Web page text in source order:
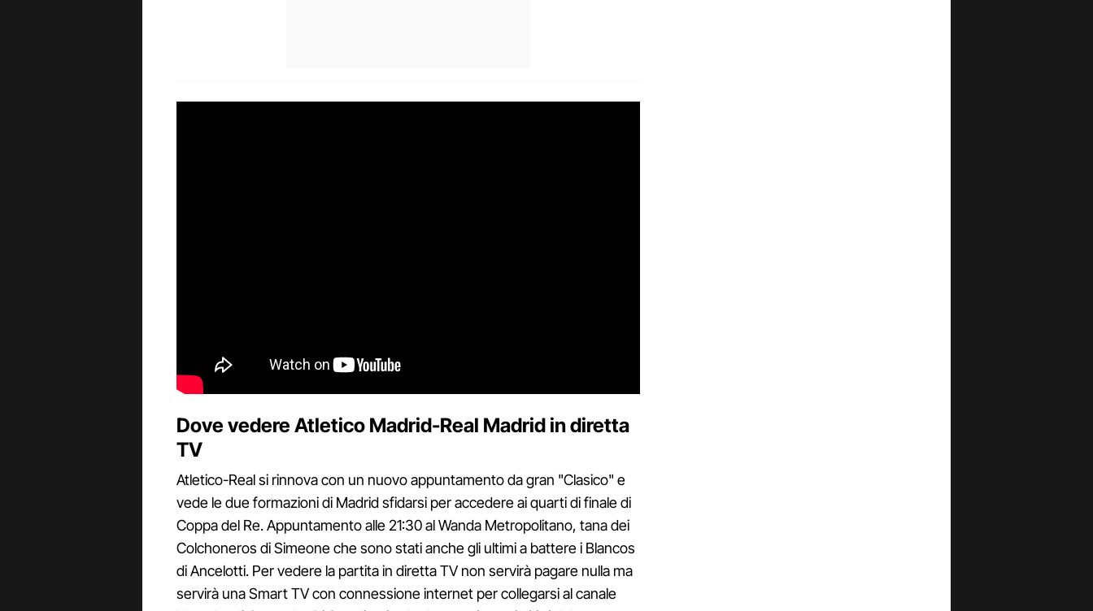
Dove vedere Atletico Madrid-Real Madrid in diretta
TV
Atletico-Real si rinnova con un nuovo appuntamento da gran "Clasico" e
vede le due formazioni di Madrid sfidarsi per accedere ai quarti di finale di
Coppa del Re. Appuntamento alle 21:30 al Wanda Metropolitano, tana dei
Colchoneros di Simeone che sono stati anche gli ultimi a battere i Blancos
di Ancelotti. Per vedere la partita in diretta TV non servirà pagare nulla ma
servirà una Smart TV con connessione internet per collegarsi al canale